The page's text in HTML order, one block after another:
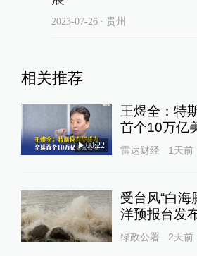
2023-07-26∙ 贵州
相关推荐
00:22
王煜全：特
首个10万亿
雷达财经 1天前
受台风“白海
洋预报台发
绿政公署 2天前